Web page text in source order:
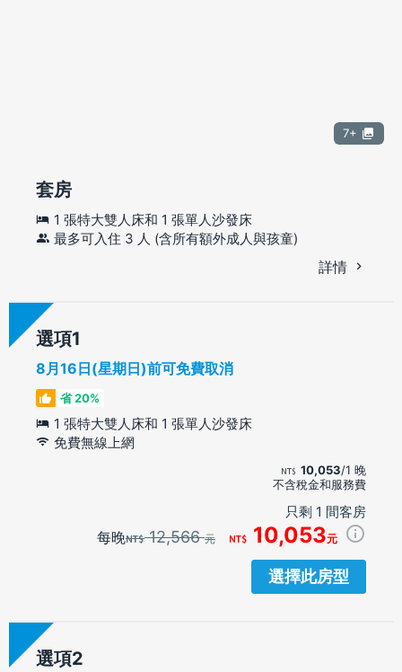
7+
套房
1 張特大雙人床和 1 張單人沙發床
最多可入住 3 人 (含所有額外成人與孩童)
詳情
選項
8月16日(星期日)前可免費取消
省 20%
1 張特大雙人床和 1 張單人沙發床
免費無線上網
10,053/1 晚
不含稅金和服務費
只剩 1 間客房
每晚 12,566元 10,053元
選擇此房型
選項